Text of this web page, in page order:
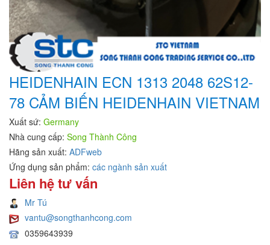
HEIDENHAIN ECN 1313 2048 62S12-
78 CẢM BIẾN HEIDENHAIN VIETNAM
Xuất sứ: Germany
Nhà cung cấp: Song Thành Công
Hãng sản xuất: ADFweb
Ứng dụng sản phẩm: các ngành sản xuất
Liên hệ tư vấn
Mr Tú
vantu@songthanhcong.com
0359643939